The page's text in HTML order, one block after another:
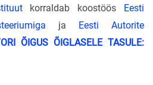
korraldab koostöös Eesti
ja Eesti Autorite
ÕIGUS ÕIGLASELE TASULE: